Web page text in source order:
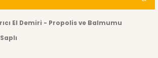
El Demiri - Propolis ve Balmumu